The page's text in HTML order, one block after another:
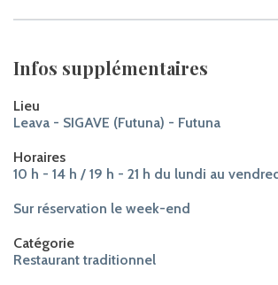
Infos supplémentaires
Lieu
Leava - SIGAVE (Futuna) - Futuna
Horaires
10 h - 14 h / 19 h - 21 h du lundi au
Sur réservation le week-end
Catégorie
Restaurant traditionnel